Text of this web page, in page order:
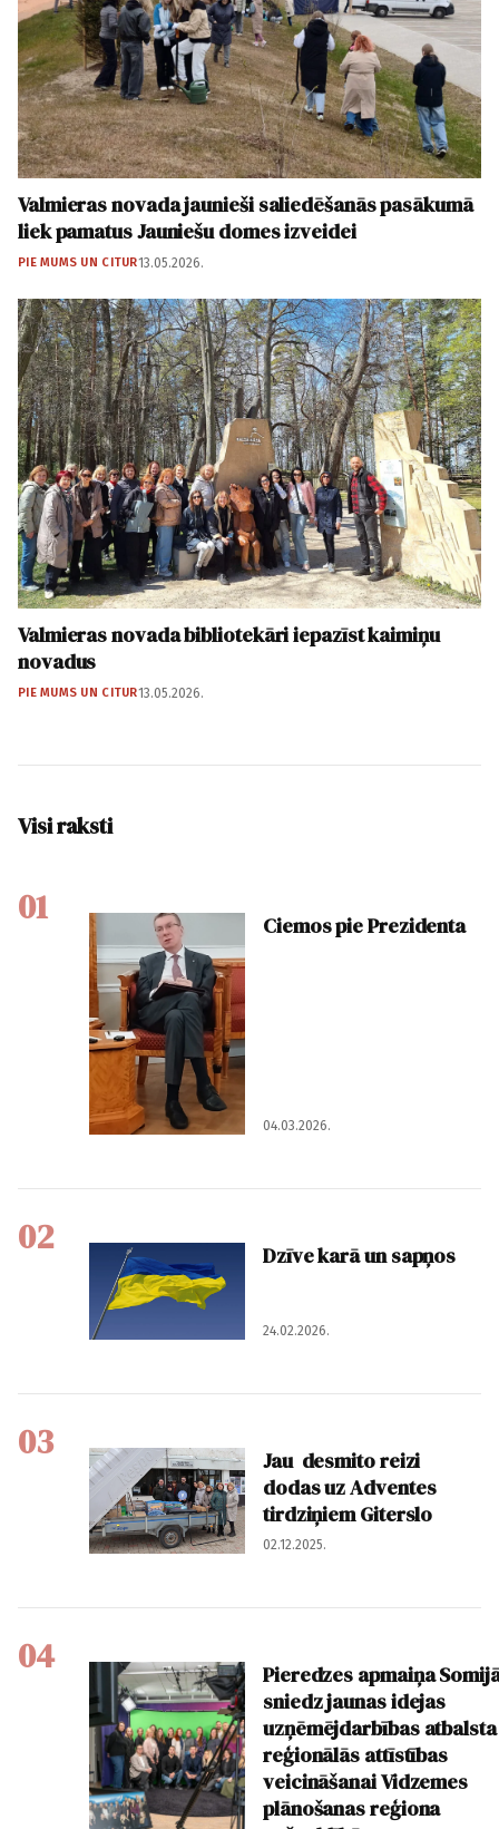
Valmieras novada jaunieši saliedēšanās pasākumā
liek pamatus Jauniešu domes izveidei
PIE MUMS UN CITUR13.05.2026.
Valmieras novada bibliotekāri iepazīst kaimiņu
novadus
PIE MUMS UN CITUR13.05.2026.
Visi raksti
01 Ciemos pie Prezidenta
04.03.2026.
02 Dzīve karā un sapņos
24.02.2026.
03
Jau desmito reizi
dodas uz Adventes
tirdziņiem Giterslo
02.12.2025.
04
Pieredzes apmaiņa
sniedz jaunas idejas
uzņēmējdarbības
reģionālās attīstības
veicināšanai Vidzemes
plānošanas reģiona